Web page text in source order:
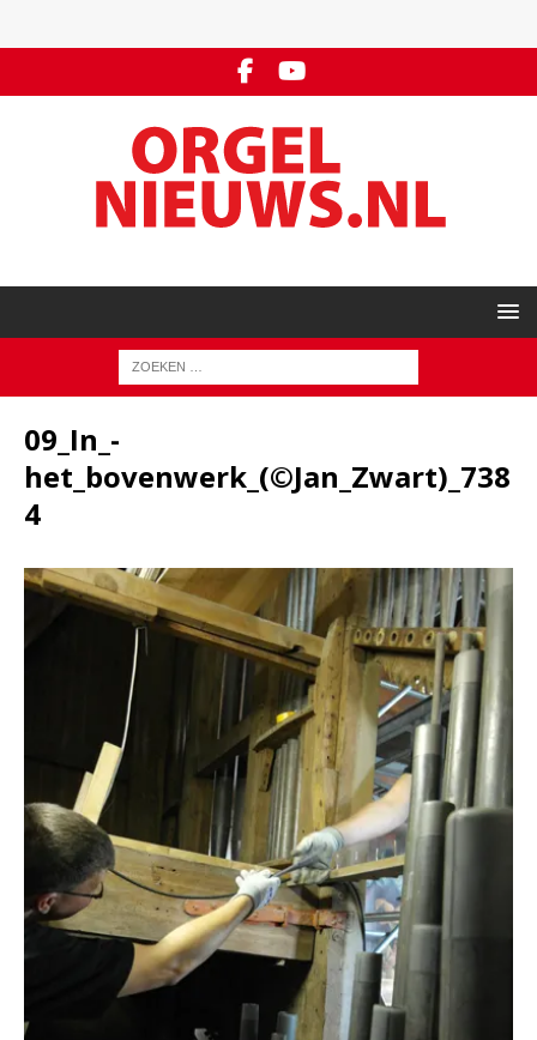
09_In_-
het_bovenwerk_(©Jan_Zwart)_738
4